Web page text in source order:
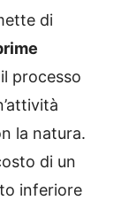
di
processo
la natura.
di un
inferiore